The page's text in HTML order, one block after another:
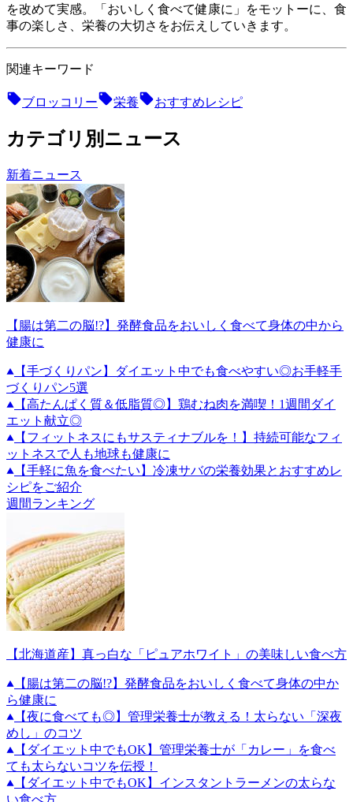
を改めて実感。「おいしく食べて健康に」をモットーに、食
事の楽しさ、栄養の大切さをお伝えしていきます。
関連キーワード
ブロッコリー 栄養 おすすめレシピ
カテゴリ別ニュース
新着ニュース
【腸は第二の脳!?】発酵食品をおいしく食べて身体の中から
健康に
【手づくりパン】ダイエット中でも食べやすい◎お手軽手
づくりパン5選
【高たんぱく質＆低脂質◎】鶏むね肉を満喫！1週間ダイ
エット献立◎
【フィットネスにもサスティナブルを！】持続可能なフィ
ットネスで人も地球も健康に
【手軽に魚を食べたい】冷凍サバの栄養効果とおすすめレ
シピをご紹介
週間ランキング
【北海道産】真っ白な「ピュアホワイト」の美味しい食べ方
【腸は第二の脳!?】発酵食品をおいしく食べて身体の中か
ら健康に
【夜に食べても◎】管理栄養士が教える！太らない「深夜
めし」のコツ
【ダイエット中でもOK】管理栄養士が「カレー」を食べ
ても太らないコツを伝授！
【ダイエット中でもOK】インスタントラーメンの太らな